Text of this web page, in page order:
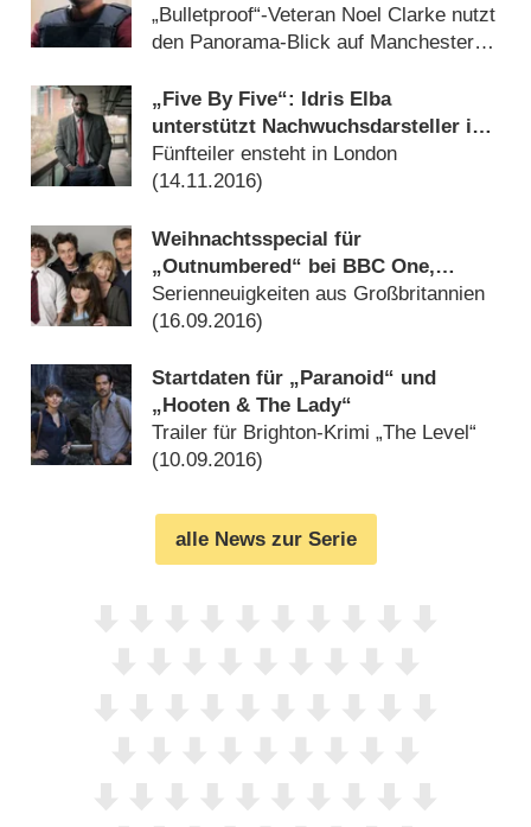
„Bulletproof“-Veteran Noel Clarke nutzt
den Panorama-Blick auf Manchester
„Five By Five“: Idris Elba
unterstützt Nachwuchsdarsteller in
BBC-three-Kurzfilm-Serie
Fünfteiler ensteht in London
(14.11.2016)
Weihnachtsspecial für
„Outnumbered“ bei BBC One,
Startdatum für „The Level“ bei ITV
Serienneuigkeiten aus Großbritannien
(16.09.2016)
Startdaten für „Paranoid“ und
„Hooten & The Lady“
Trailer für Brighton-Krimi „The Level“
(10.09.2016)
alle News zur Serie